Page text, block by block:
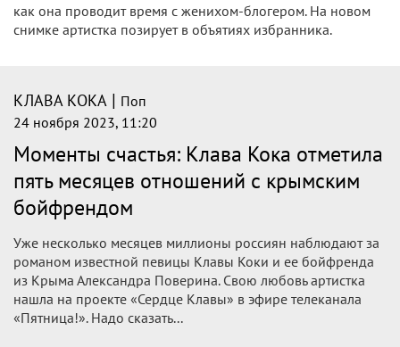
Фигуру в бикини показала в личном Telegram-канале
певица Клава Кока. Фото восхитило россиян.
КЛАВА КОКА | Поп
24 ноября 2023, 12:49
Клава Кока поделилась личными фото
со своим женихом
«самой личной». На них артистка запечетлена с 25-летним
тиктокером Александром Повериным, который является
ее женихом.